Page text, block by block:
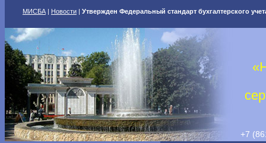
МИСБА | Новости | Утвержден Федеральный стандарт бухгалтерского
+7